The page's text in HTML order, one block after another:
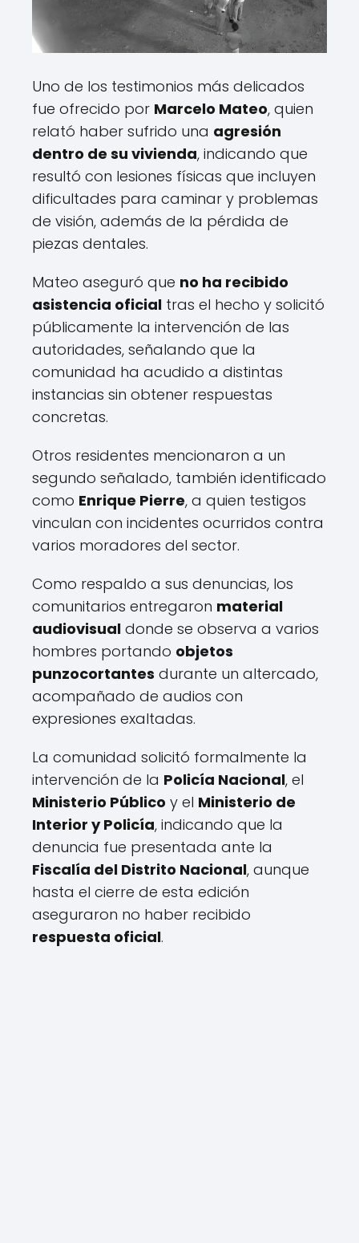
Uno de los testimonios más delicados
fue ofrecido por Marcelo Mateo, quien
relató haber sufrido una agresión
dentro de su vivienda, indicando que
resultó con lesiones físicas que incluyen
dificultades para caminar y problemas
de visión, además de la pérdida de
piezas dentales.
Mateo aseguró que no ha recibido
asistencia oficial tras el hecho y solicitó
públicamente la intervención de las
autoridades, señalando que la
comunidad ha acudido a distintas
instancias sin obtener respuestas
concretas.
Otros residentes mencionaron a un
segundo señalado, también identificado
como Enrique Pierre, a quien testigos
vinculan con incidentes ocurridos contra
varios moradores del sector.
Como respaldo a sus denuncias, los
comunitarios entregaron material
audiovisual donde se observa a varios
hombres portando objetos
punzocortantes durante un altercado,
acompañado de audios con
expresiones exaltadas.
La comunidad solicitó formalmente la
intervención de la Policía Nacional, el
Ministerio Público y el Ministerio de
Interior y Policía, indicando que la
denuncia fue presentada ante la
Fiscalía del Distrito Nacional, aunque
hasta el cierre de esta edición
aseguraron no haber recibido
respuesta oficial.